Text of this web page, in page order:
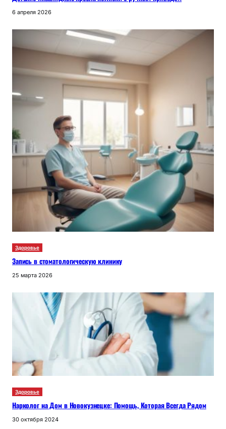
6 апреля 2026
Здоровье
Запись в стоматологическую клинику
25 марта 2026
Здоровье
Нарколог на Дом в Новокузнецке: Помощь, Которая Всегда Рядом
30 октября 2024